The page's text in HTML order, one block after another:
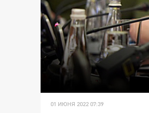
01 ИЮНЯ 2022 07:39